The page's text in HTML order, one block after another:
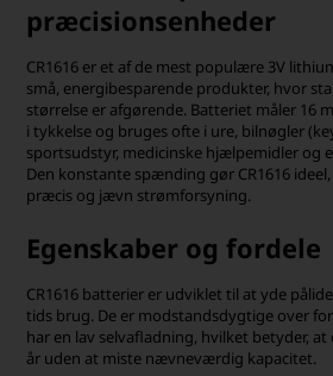
præcisionsenheder
CR1616 er et af de mest populære 3V
små, energibesparende produkter, hvor
størrelse er afgørende. Batteriet måler 16
i tykkelse og bruges ofte i ure, bilnøgler
sportsudstyr, medicinske hjælpemidler og
Den konstante spænding gør CR1616
præcis og jævn strømforsyning.
Egenskaber og fordele
CR1616 batterier er udviklet til at yde
tids brug. De er modstandsdygtige over
har en lav selvafladning, hvilket betyder,
år uden at miste nævneværdig kapacitet.